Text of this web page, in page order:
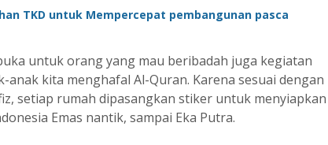
TKD untuk Mempercepat pembangunan pasca
untuk orang yang mau beribadah juga kegiatan
kita menghafal Al-Quran. Karena sesuai dengan
setiap rumah dipasangkan stiker untuk menyiapkan
Emas nantik, sampai Eka Putra.